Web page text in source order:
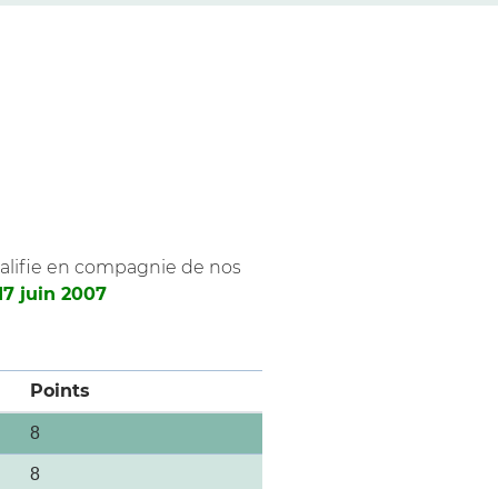
en compagnie de nos
juin 2007
Points
8
8